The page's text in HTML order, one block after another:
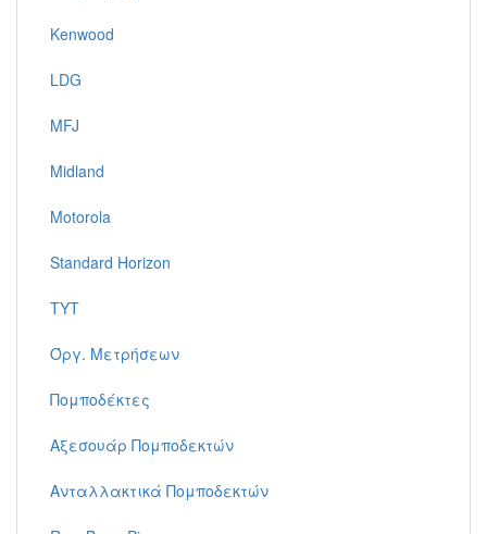
Kenwood
LDG
MFJ
Midland
Motorola
Standard Horizon
TYT
Όργ. Μετρήσεων
Πομποδέκτες
Αξεσουάρ Πομποδεκτών
Ανταλλακτικά Πομποδεκτών